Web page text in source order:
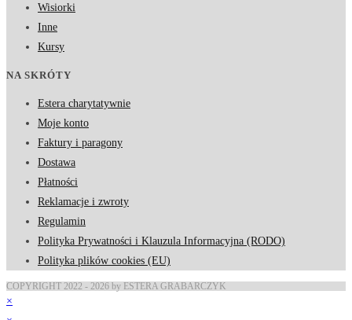
Wisiorki
Inne
Kursy
NA SKRÓTY
Estera charytatywnie
Moje konto
Faktury i paragony
Dostawa
Płatności
Reklamacje i zwroty
Regulamin
Polityka Prywatności i Klauzula Informacyjna (RODO)
Polityka plików cookies (EU)
COPYRIGHT 2022 - 2026 by ESTERA GRABARCZYK
×